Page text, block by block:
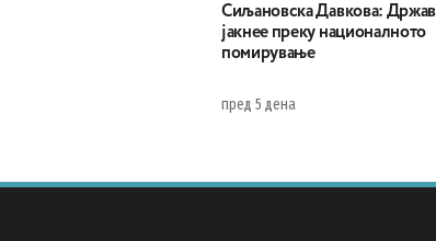
Сиљановска Давкова:
јакнее преку националното
помирување
пред 5 дена